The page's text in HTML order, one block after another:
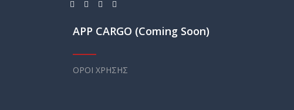
APP CARGO (Coming Soon)
ΟΡΟΙ ΧΡΗΣΗΣ